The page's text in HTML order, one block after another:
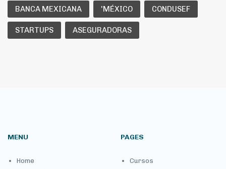
BANCA MEXICANA 'MÉXICO CONDUSEF
STARTUPS ASEGURADORAS
MENU
Home
PAGES
Cursos